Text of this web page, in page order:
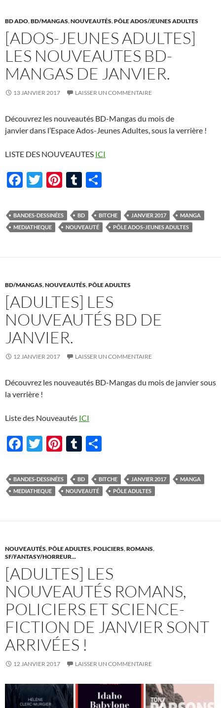
BD ADO,BD/MANGAS,NOUVEAUTÉS,PÔLE ADOS/JEUNES ADULTES
[ADOS-JEUNES ADULTES]
LES NOUVEAUTES BD-
MANGAS DE JANVIER.
13 JANVIER 2017 LAISSER UN COMMENTAIRE
Découvrez les nouveautés BD-Mangas du mois de
janvier dans l’Espace Ados-Jeunes Adultes, sous la verrière !
LISTE DES NOUVEAUTES ICI
F
e
b
o
T
itt
er
Pi
er
es
T
m
bl
ta
g
BANDES-DESSINÉES BD BITCHE JANVIER 2017
MANGA
MEDIATHEQUE
NOUVEAUTÉ PÔLE ADOS-JEUNES ADULTES
BD/MANGAS,NOUVEAUTÉS,PÔLE ADULTES
[ADULTES] LES
NOUVEAUTÉS BD DE
JANVIER.
12 JANVIER 2017 LAISSER UN COMMENTAIRE
Découvrez les nouveautés BD-Mangas du mois de janvier sous
la verrière !
Liste des Nouveautés ICI
F
e
b
o
T
itt
er
Pi
er
es
T
m
bl
ta
g
BANDES-DESSINÉES BD BITCHE JANVIER 2017
MANGA
MEDIATHEQUE
NOUVEAUTÉ PÔLE ADULTES
NOUVEAUTÉS,PÔLE ADULTES,POLICIERS,ROMANS,
SF/FANTASY/HORREUR...
[ADULTES] LES
NOUVEAUTÉS ROMANS,
POLICIERS ET SCIENCE-
FICTION DE JANVIER SONT
ARRIVÉES !
12 JANVIER 2017 LAISSER UN COMMENTAIRE